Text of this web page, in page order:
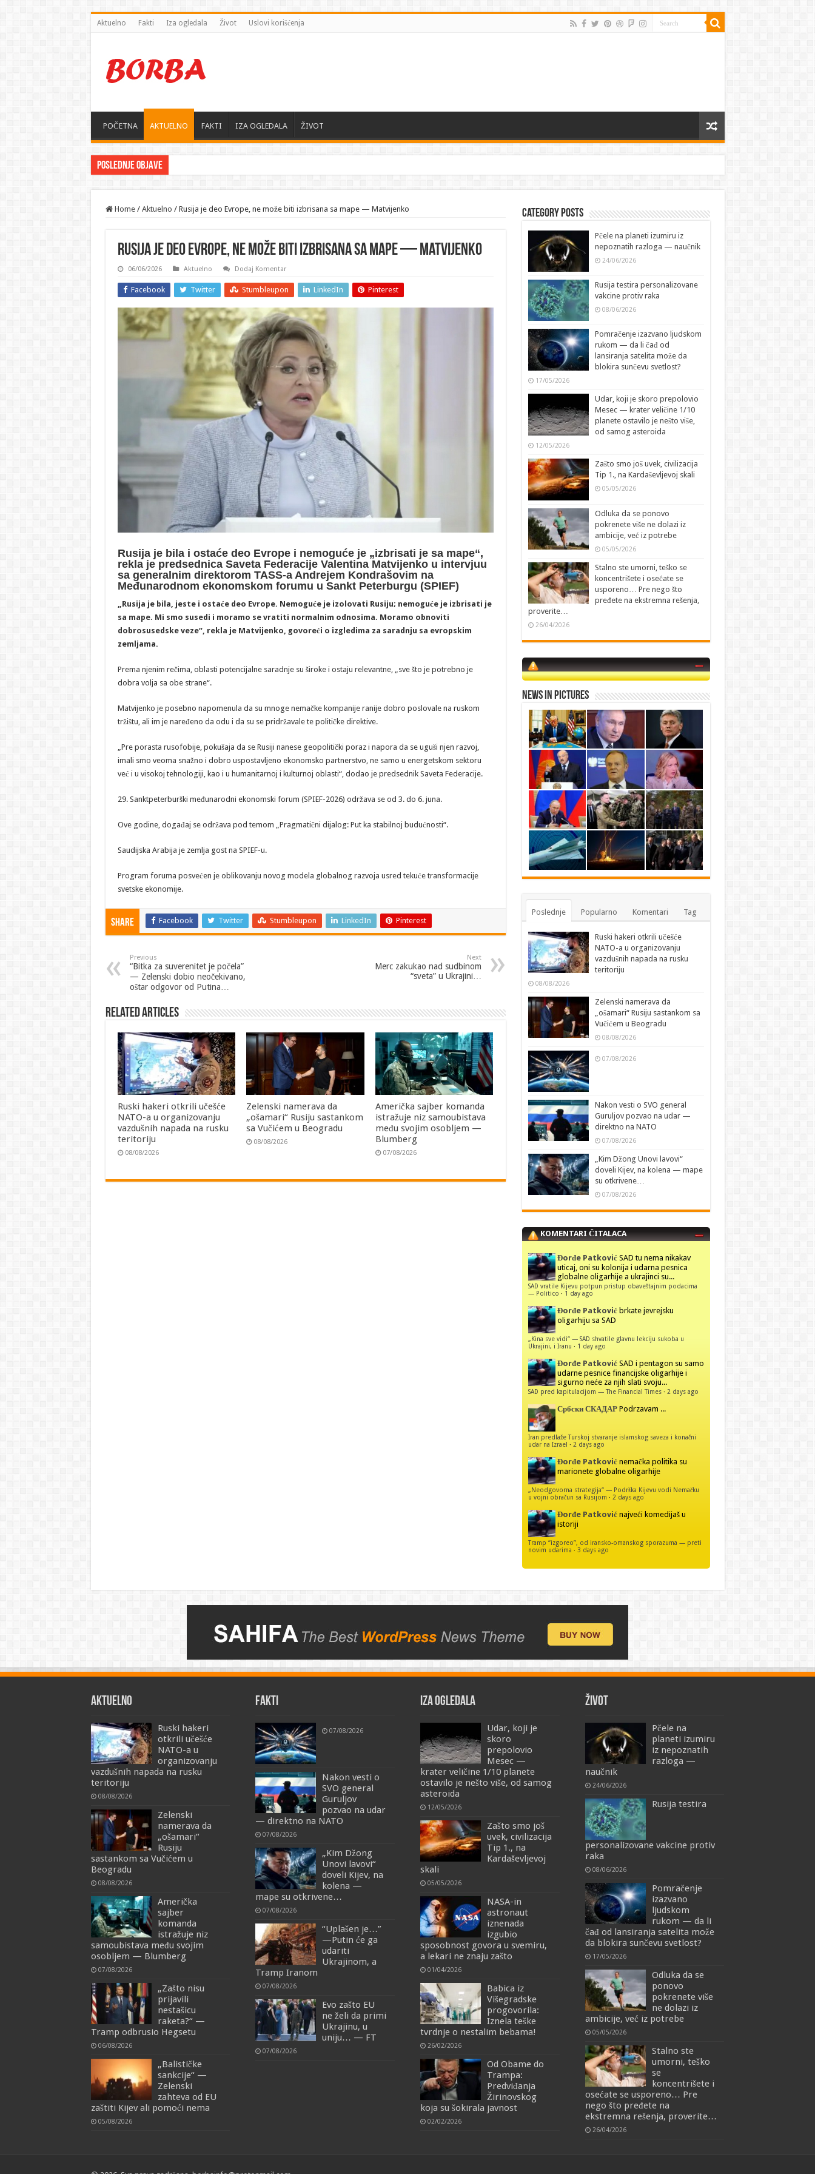
Aktuelno Fakti Iza ogledala Život Uslovi korišćenja
POČETNA AKTUELNO FAKTI IZA OGLEDALA ŽIVOT
Poslednje objave
Home / Aktuelno / Rusija je deo Evrope, ne može biti izbrisana sa mape — Matvijenko
Rusija je deo Evrope, ne može biti izbrisana sa mape — Matvijenko
06/06/2026 Aktuelno Dodaj Komentar
Facebook Twitter Stumbleupon LinkedIn Pinterest
Rusija je bila i ostaće deo Evrope i nemoguće je „izbrisati je sa mape“,
rekla je predsednica Saveta Federacije Valentina Matvijenko u intervjuu
sa generalnim direktorom TASS-a Andrejem Kondrašovim na
Međunarodnom ekonomskom forumu u Sankt Peterburgu (SPIEF)
„Rusija je bila, jeste i ostaće deo Evrope. Nemoguće je izolovati Rusiju; nemoguće je izbrisati je
sa mape. Mi smo susedi i moramo se vratiti normalnim odnosima. Moramo obnoviti
dobrosusedske veze“, rekla je Matvijenko, govoreći o izgledima za saradnju sa evropskim
zemljama.
Prema njenim rečima, oblasti potencijalne saradnje su široke i ostaju relevantne, „sve što je potrebno je
dobra volja sa obe strane“.
Matvijenko je posebno napomenula da su mnoge nemačke kompanije ranije dobro poslovale na ruskom
tržištu, ali im je naređeno da odu i da su se pridržavale te političke direktive.
„Pre porasta rusofobije, pokušaja da se Rusiji nanese geopolitički poraz i napora da se uguši njen razvoj,
imali smo veoma snažno i dobro uspostavljeno ekonomsko partnerstvo, ne samo u energetskom sektoru
već i u visokoj tehnologiji, kao i u humanitarnoj i kulturnoj oblasti“, dodao je predsednik Saveta Federacije.
29. Sanktpeterburški međunarodni ekonomski forum (SPIEF-2026) održava se od 3. do 6. juna.
Ove godine, događaj se održava pod temom „Pragmatični dijalog: Put ka stabilnoj budućnosti“.
Saudijska Arabija je zemlja gost na SPIEF-u.
Program foruma posvećen je oblikovanju novog modela globalnog razvoja usred tekuće transformacije
svetske ekonomije.
Share Facebook Twitter Stumbleupon LinkedIn Pinterest
Previous
“Bitka za suverenitet je počela”
— Zelenski dobio neočekivano,
oštar odgovor od Putina…
Next
Merc zakukao nad sudbinom
“sveta” u Ukrajini…
Related Articles
Ruski hakeri otkrili učešće
NATO-a u organizovanju
vazdušnih napada na rusku
teritoriju
08/08/2026
Zelenski namerava da
„ošamari“ Rusiju sastankom
sa Vučićem u Beogradu
08/08/2026
Američka sajber komanda
istražuje niz samoubistava
među svojim osobljem —
Blumberg
07/08/2026
Category Posts
Pčele na planeti izumiru iz
nepoznatih razloga — naučnik
24/06/2026
Rusija testira personalizovane
vakcine protiv raka
08/06/2026
Pomračenje izazvano ljudskom
rukom — da li čađ od
lansiranja satelita može da
blokira sunčevu svetlost?
17/05/2026
Udar, koji je skoro prepolovio
Mesec — krater veličine 1/10
planete ostavilo je nešto više,
od samog asteroida
12/05/2026
Zašto smo još uvek, civilizacija
Tip 1., na Kardaševljevoj skali
05/05/2026
Odluka da se ponovo
pokrenete više ne dolazi iz
ambicije, već iz potrebe
05/05/2026
Stalno ste umorni, teško se
koncentrišete i osećate se
usporeno… Pre nego što
pređete na ekstremna rešenja,
proverite…
26/04/2026
News in Pictures
Poslednje Popularno Komentari Tag
Ruski hakeri otkrili učešće
NATO-a u organizovanju
vazdušnih napada na rusku
teritoriju
08/08/2026
Zelenski namerava da
„ošamari“ Rusiju sastankom sa
Vučićem u Beogradu
08/08/2026
07/08/2026
Nakon vesti o SVO general
Guruljov pozvao na udar —
direktno na NATO
07/08/2026
„Kim Džong Unovi lavovi“
doveli Kijev, na kolena — mape
su otkrivene…
07/08/2026
KOMENTARI ČITALACA
Đorđe Patković SAD tu nema nikakav
uticaj, oni su kolonija i udarna pesnica
globalne oligarhije a ukrajinci su...
SAD vratile Kijevu potpun pristup obaveštajnim podacima
— Politico · 1 day ago
Đorđe Patković brkate jevrejsku
oligarhiju sa SAD
„Kina sve vidi“ — SAD shvatile glavnu lekciju sukoba u
Ukrajini, i Iranu · 1 day ago
Đorđe Patković SAD i pentagon su samo
udarne pesnice financijske oligarhije i
sigurno neće za njih slati svoju...
SAD pred kapitulacijom — The Financial Times· 2 days ago
Србски СКАДАР Podrzavam ...
Iran predlaže Turskoj stvaranje islamskog saveza i konačni
udar na Izrael · 2 days ago
Đorđe Patković nemačka politika su
marionete globalne oligarhije
„Neodgovorna strategija“ — Podrška Kijevu vodi Nemačku
u vojni obračun sa Rusijom · 2 days ago
Đorđe Patković najveći komedijaš u
istoriji
Tramp “izgoreo”, od iransko-omanskog sporazuma — preti
novim udarima · 3 days ago
AKTUELNO
Ruski hakeri
otkrili učešće
NATO-a u
organizovanju
vazdušnih napada na rusku
teritoriju
08/08/2026
Zelenski
namerava da
„ošamari“
Rusiju
sastankom sa Vučićem u
Beogradu
08/08/2026
Američka
sajber
komanda
istražuje niz
samoubistava među svojim
osobljem — Blumberg
07/08/2026
„Zašto nisu
prijavili
nestašicu
raketa?“ —
Tramp odbrusio Hegsetu
06/08/2026
„Balističke
sankcije“ —
Zelenski
zahteva od EU
zaštiti Kijev ali pomoći nema
05/08/2026
FAKTI
07/08/2026
Nakon vesti o
SVO general
Guruljov
pozvao na udar
— direktno na NATO
07/08/2026
„Kim Džong
Unovi lavovi“
doveli Kijev, na
kolena —
mape su otkrivene…
07/08/2026
“Uplašen je…”
—Putin će ga
udariti
Ukrajinom, a
Tramp Iranom
07/08/2026
Evo zašto EU
ne želi da primi
Ukrajinu, u
uniju… — FT
07/08/2026
IZA OGLEDALA
Udar, koji je
skoro
prepolovio
Mesec —
krater veličine 1/10 planete
ostavilo je nešto više, od samog
asteroida
12/05/2026
Zašto smo još
uvek, civilizacija
Tip 1., na
Kardaševljevoj
skali
05/05/2026
NASA-in
astronaut
iznenada
izgubio
sposobnost govora u svemiru,
a lekari ne znaju zašto
01/04/2026
Babica iz
Višegradske
progovorila:
Iznela teške
tvrdnje o nestalim bebama!
26/02/2026
Od Obame do
Trampa:
Predviđanja
Žirinovskog
koja su šokirala javnost
02/02/2026
ŽIVOT
Pčele na
planeti izumiru
iz nepoznatih
razloga —
naučnik
24/06/2026
Rusija testira
personalizovane vakcine protiv
raka
08/06/2026
Pomračenje
izazvano
ljudskom
rukom — da li
čađ od lansiranja satelita može
da blokira sunčevu svetlost?
17/05/2026
Odluka da se
ponovo
pokrenete više
ne dolazi iz
ambicije, već iz potrebe
05/05/2026
Stalno ste
umorni, teško
se
koncentrišete i
osećate se usporeno… Pre
nego što pređete na
ekstremna rešenja, proverite…
26/04/2026